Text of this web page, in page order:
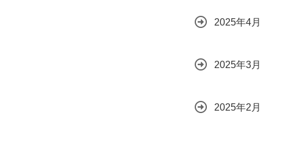
2025年4月
2025年3月
2025年2月